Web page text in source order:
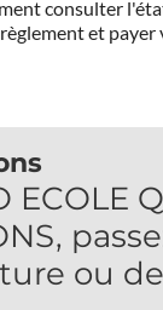
consulter
et payer
ECOLE
ou